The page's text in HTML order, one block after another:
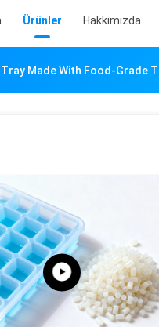
Ürünler Hakkımızda
Made With Food-Grade